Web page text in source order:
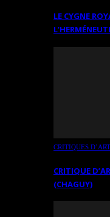
LE CYGNE
CRITIQUES D’ART
CRITIQUE
(CHAGUY)